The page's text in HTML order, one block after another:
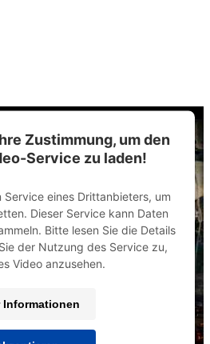
Zustimmung, um den
Service zu laden!
Service eines Drittanbieters, um
Dieser Service kann Daten
Bitte lesen Sie die Details
der Nutzung des Service zu,
Video anzusehen.
Informationen